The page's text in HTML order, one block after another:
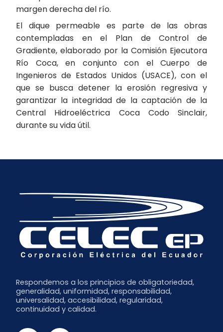
margen derecha del río.
El dique permeable es parte de las obras
contempladas en el Plan de Control de
Gradiente, elaborado por la Comisión Ejecutora
Río Coca, en conjunto con el Cuerpo de
Ingenieros de Estados Unidos (USACE), con el
que se busca detener la erosión regresiva y
garantizar la integridad de la captación de la
Central Hidroeléctrica Coca Codo Sinclair,
durante su vida útil.
Respondemos a los principios de obligatoriedad,
generalidad, uniformidad, responsabilidad,
universalidad, accesibilidad, regularidad,
continuidad y calidad.